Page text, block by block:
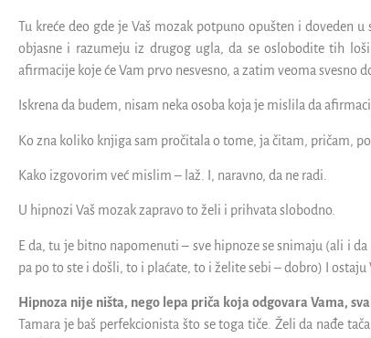
Tu kreće deo gde je Vaš mozak potpuno opušten i doveden
objasne i razumeju iz drugog ugla, da se oslobodite tih
afirmacije koje će Vam prvo nesvesno, a zatim veoma svesno
Iskrena da budem, nisam neka osoba koja je mislila da
Ko zna koliko knjiga sam pročitala o tome, ja čitam, pričam,
Kako izgovorim već mislim – laž. I, naravno, da ne radi.
U hipnozi Vaš mozak zapravo to želi i prihvata slobodno.
E da, tu je bitno napomenuti – sve hipnoze se snimaju (ali i
pa po to ste i došli, to i plaćate, to i želite sebi – dobro) I
Hipnoza nije ništa, nego lepa priča koja odgovara Vama,
Tamara je baš perfekcionista što se toga tiče. Želi da nađe